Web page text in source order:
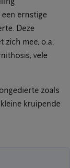
ernstige
Deze
zich mee, o.a.
vele
zoals
kruipende